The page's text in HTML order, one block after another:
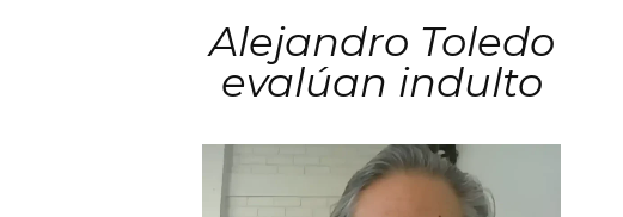
Alejandro Toledo
evalúan indulto